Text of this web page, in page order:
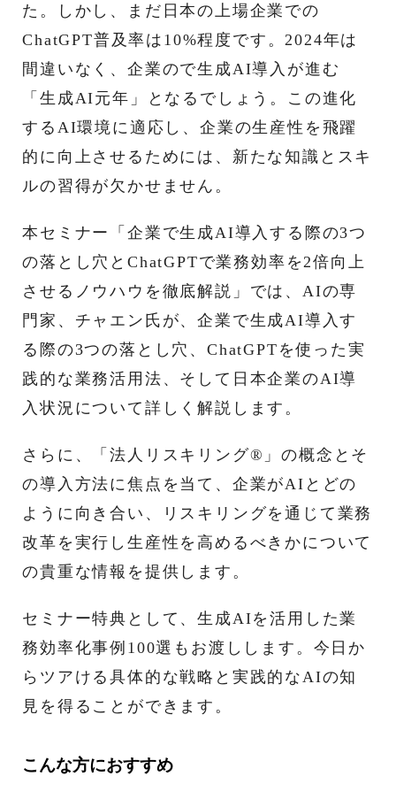
た。しかし、まだ日本の上場企業での
ChatGPT普及率は10%程度です。2024年は
間違いなく、企業ので生成AI導入が進む
「生成AI元年」となるでしょう。この進化
するAI環境に適応し、企業の生産性を飛躍
的に向上させるためには、新たな知識とスキ
ルの習得が欠かせません。
本セミナー「企業で生成AI導入する際の3つ
の落とし穴とChatGPTで業務効率を2倍向上
させるノウハウを徹底解説」では、AIの専
門家、チャエン氏が、企業で生成AI導入す
る際の3つの落とし穴、ChatGPTを使った実
践的な業務活用法、そして日本企業のAI導
入状況について詳しく解説します。
さらに、「法人リスキリング®︎」の概念とそ
の導入方法に焦点を当て、企業がAIとどの
ように向き合い、リスキリングを通じて業務
改革を実行し生産性を高めるべきかについて
の貴重な情報を提供します。
セミナー特典として、生成AIを活用した業
務効率化事例100選もお渡しします。今日か
らツアける具体的な戦略と実践的なAIの知
見を得ることができます。
こんな方におすすめ